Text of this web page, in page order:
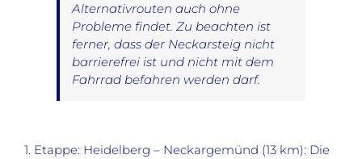
Alternativrouten auch ohne
Probleme findet. Zu beachten ist
ferner, dass der Neckarsteig nicht
barrierefrei ist und nicht mit dem
Fahrrad befahren werden darf.
1. Etappe: Heidelberg – Neckargemünd (13 km): Die